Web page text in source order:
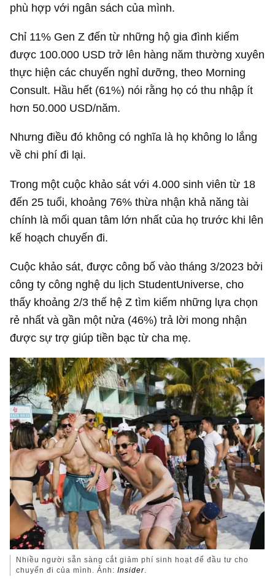
phù hợp với ngân sách của mình.
Chỉ 11% Gen Z đến từ những hộ gia đình kiếm
được 100.000 USD trở lên hàng năm thường xuyên
thực hiện các chuyến nghỉ dưỡng, theo Morning
Consult. Hầu hết (61%) nói rằng họ có thu nhập ít
hơn50.000 USD/năm.
Nhưng điều đó không có nghĩa là họ không lo lắng
về chi phí đi lại.
Trong một cuộc khảo sát với 4.000 sinh viên từ 18
đến 25 tuổi, khoảng 76% thừa nhận khả năng tài
chính là mối quan tâm lớn nhất của họ trước khi lên
kế hoạch chuyến đi.
Cuộc khảo sát, được công bố vào tháng 3/2023 bởi
công ty công nghệ du lịch StudentUniverse, cho
thấy khoảng 2/3 thế hệ Z tìm kiếm những lựa chọn
rẻ nhất và gần một nửa (46%) trả lời mong nhận
được sự trợ giúp tiền bạc từ cha mẹ.
Nhiều người sẵn sàng cắt giảm phí sinh hoạt để đầu tư cho
chuyến đi của mình. Ảnh:Insider.